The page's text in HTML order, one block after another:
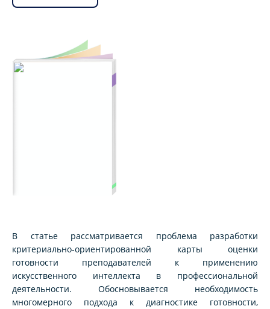
В статье рассматривается проблема разработки
критериально-ориентированной карты оценки
готовности преподавателей к применению
искусственного интеллекта в профессиональной
деятельности. Обосновывается необходимость
многомерного подхода к диагностике готовности,